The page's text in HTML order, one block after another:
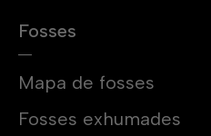
Fosses
Mapa de fosses
Fosses exhumades